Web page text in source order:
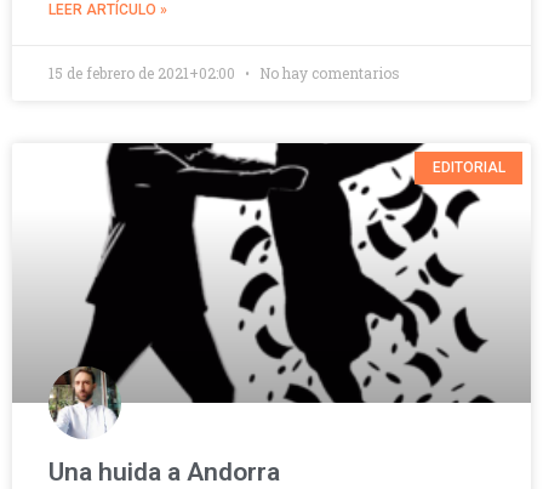
LEER ARTÍCULO »
15 de febrero de 2021+02:00 No hay comentarios
EDITORIAL
Una huida a Andorra